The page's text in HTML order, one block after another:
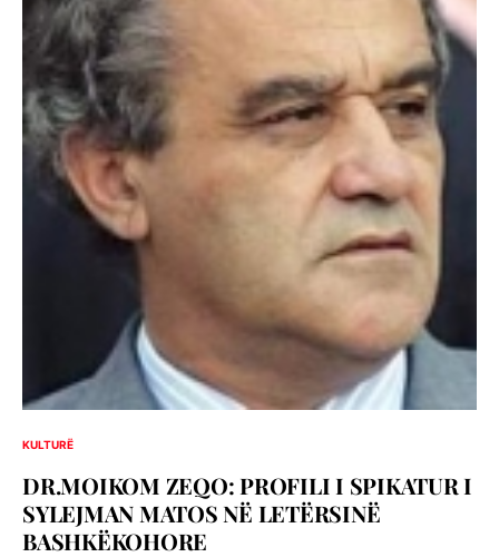
KULTURË
DR.MOIKOM ZEQO: PROFILI I SPIKATUR I
SYLEJMAN MATOS NË LETËRSINË
BASHKËKOHORE